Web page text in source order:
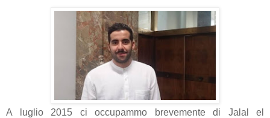
A luglio 2015 ci occupammo brevemente di Jalal el